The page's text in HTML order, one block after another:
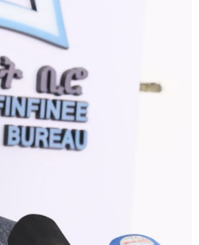
እና ኢኖቬሽን
የኢፌዴሪ መሶብ
የፊፋ አዲሱ እቅድ
አዲስ ሚዲያ ኔትዎርክ በይዘት ስራዎቹ የሀሰት
ትርክትን በማረም እና የወል ትርክትን በመገንባት
ሃላፊነቱን እየተወጣ ይገኛል
AmnAdmin October 17, 2025